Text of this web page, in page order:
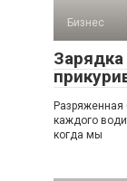
Бизнес
Разряженная
каждого
когда мы